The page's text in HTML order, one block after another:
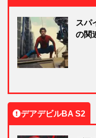
スパ
の関
デアデビルBA S2